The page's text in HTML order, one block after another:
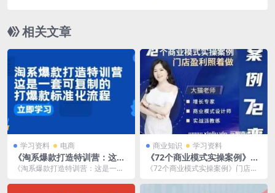
载
相关文章
学习资料 电商
《淘系爆款打造特训营：这是
一套可复制的打爆款标准化流
6 MB]百度云网盘下载
《淘系爆款打造特训营：这是一套
学习资料[MP4/8...
商业知识 学习资料
《72个商业模式实操案例》门
店盈利照着做视频学习资料[M
《72个商业模式实操案例》门店盈
MB]...